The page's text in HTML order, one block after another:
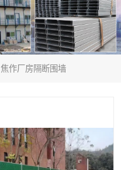
作厂房隔断围墙
FRP采光板
PC耐力板
楼层板
钢结构配件
彩钢板